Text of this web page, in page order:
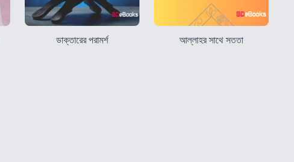
ডাক্তারের পরামর্শ আল্লাহর সাথে সততা